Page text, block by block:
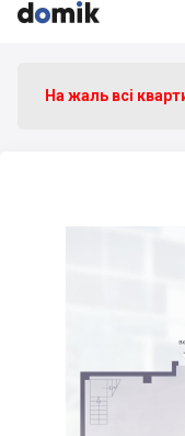



На жаль всі